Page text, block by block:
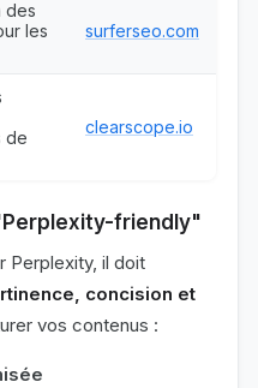
des
les
surferseo.com
de
clearscope.io
friendly"
Perplexity, il doit
concision et
vos contenus :